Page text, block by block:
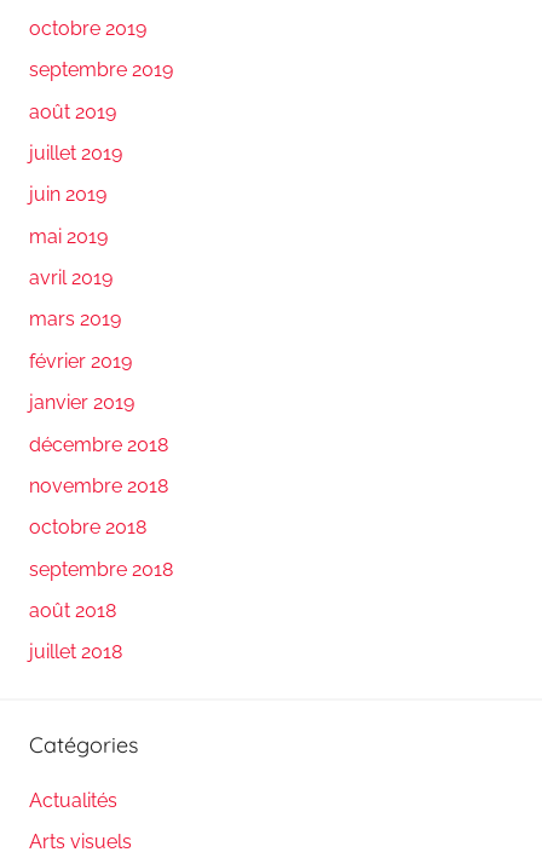
octobre 2019
septembre 2019
août 2019
juillet 2019
juin 2019
mai 2019
avril 2019
mars 2019
février 2019
janvier 2019
décembre 2018
novembre 2018
octobre 2018
septembre 2018
août 2018
juillet 2018
Catégories
Actualités
Arts visuels